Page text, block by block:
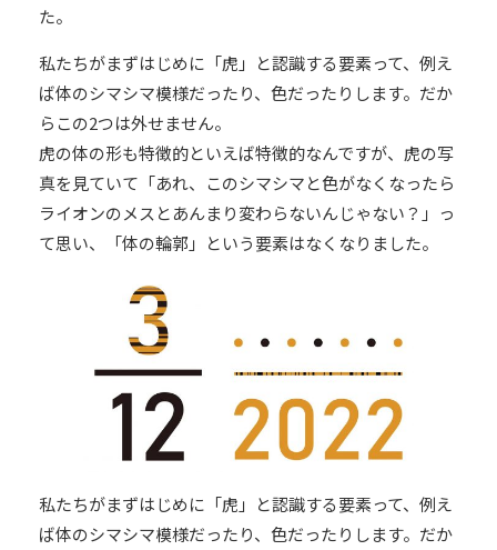
た。
私たちがまずはじめに「虎」と認識する要素って、例え
ば体のシマシマ模様だったり、色だったりします。だか
らこの2つは外せません。
虎の体の形も特徴的といえば特徴的なんですが、虎の写
真を見ていて「あれ、このシマシマと色がなくなったら
ライオンのメスとあんまり変わらないんじゃない？」っ
て思い、「体の輪郭」という要素はなくなりました。
私たちがまずはじめに「虎」と認識する要素って、例え
ば体のシマシマ模様だったり、色だったりします。だか